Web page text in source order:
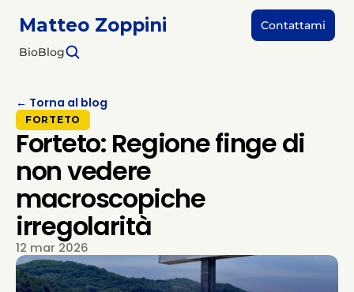
← Torna al blog
FORTETO
Forteto: Regione finge di
non vedere
macroscopiche
irregolarità
12 mar 2026
Matteo Zoppini
Contattami
BioBlog